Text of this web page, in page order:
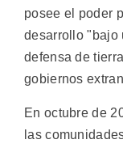
posee el poder
desarrollo "bajo
defensa de
gobiernos
En octubre de
las